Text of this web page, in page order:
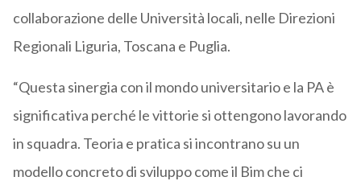
collaborazione delle Università locali, nelle Direzioni
Regionali Liguria, Toscana e Puglia.
“Questa sinergia con il mondo universitario e la PA è
significativa perché le vittorie si ottengono lavorando
in squadra. Teoria e pratica si incontrano su un
modello concreto di sviluppo come il Bim che ci